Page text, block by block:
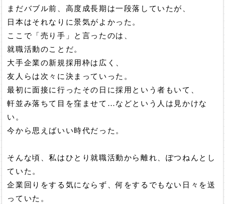
まだバブル前、高度成長期は一段落していたが、
日本はそれなりに景気がよかった。
ここで「売り手」と言ったのは、
就職活動のことだ。
大手企業の新規採用枠は広く、
友人らは次々に決まっていった。
最初に面接に行ったその日に採用という者もいて、
軒並み落ちて目を窪ませて…などという人は見かけな
い。
今から思えばいい時代だった。
そんな頃、私はひとり就職活動から離れ、ぽつねんとし
ていた。
企業回りをする気にならず、何をするでもない日々を送
っていた。